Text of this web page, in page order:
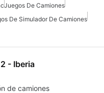
Juegos De Camiones
De Simulador De Camiones
- Iberia
de camiones